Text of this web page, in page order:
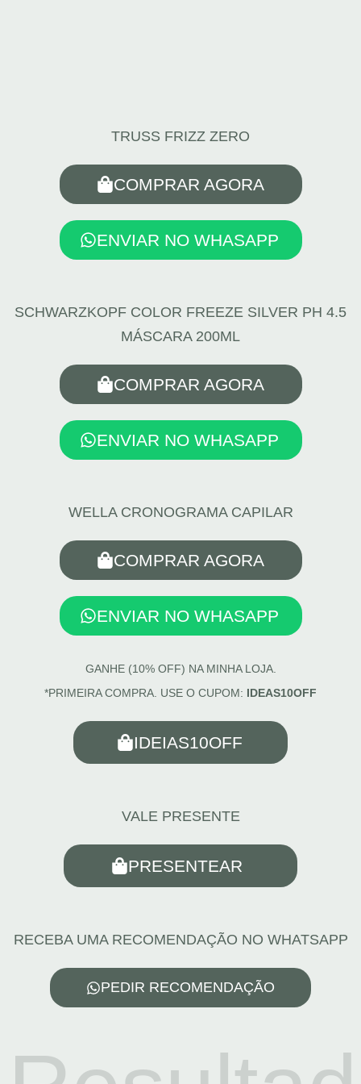
TRUSS FRIZZ ZERO
COMPRAR AGORA
ENVIAR NO WHASAPP
SCHWARZKOPF COLOR FREEZE SILVER PH 4.5
MÁSCARA 200ML
COMPRAR AGORA
ENVIAR NO WHASAPP
WELLA CRONOGRAMA CAPILAR
COMPRAR AGORA
ENVIAR NO WHASAPP
GANHE (10% OFF) NA MINHA LOJA.
*PRIMEIRA COMPRA. USE O CUPOM: IDEAS10OFF
IDEIAS10OFF
VALE PRESENTE
PRESENTEAR
RECEBA UMA RECOMENDAÇÃO NO WHATSAPP
PEDIR RECOMENDAÇÃO